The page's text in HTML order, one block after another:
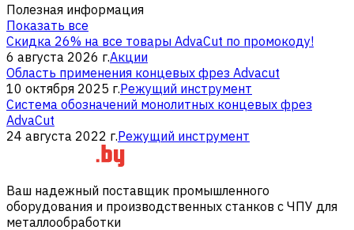
Полезная информация
Показать все
Скидка 26% на все товары AdvaCut по промокоду!
6 августа 2026 г.Акции
Область применения концевых фрез Advacut
10 октября 2025 г.Режущий инструмент
Система обозначений монолитных концевых фрез
AdvaCut
24 августа 2022 г.Режущий инструмент
Ваш надежный поставщик промышленного
оборудования и производственных станков с ЧПУ для
металлообработки